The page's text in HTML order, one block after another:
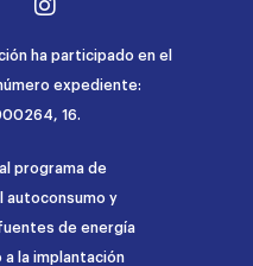
ha participado en el
número expediente:
16.
programa de
autoconsumo y
de energía
a la implantación